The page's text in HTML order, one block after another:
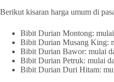
Berikut kisaran harga umum di
Bibit Durian Montong:
Bibit Durian Musang King:
Bibit Durian Bawor: mulai
Bibit Durian Petruk: mulai
Bibit Durian Duri Hitam: